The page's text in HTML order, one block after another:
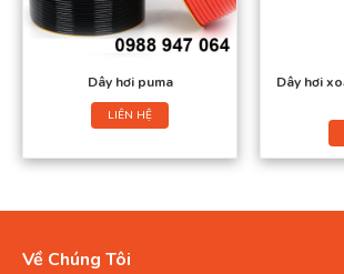
Dây hơi puma
LIÊN HỆ
Dây hơi
Về Chúng Tôi